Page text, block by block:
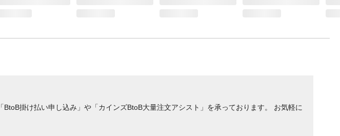
掛け払い申し込み」や「カインズBtoB大量注文アシスト」を承っております。 お気軽に